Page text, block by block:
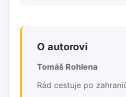
O autorovi
Tomáš Rohlena
Rád cestuje po